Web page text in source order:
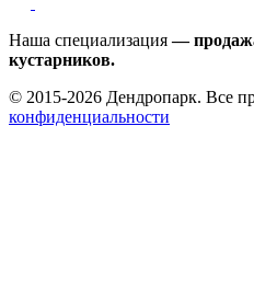
Наша специализация—
кустарников.
© 2015-2026 Дендропарк. Все
конфиденциальности